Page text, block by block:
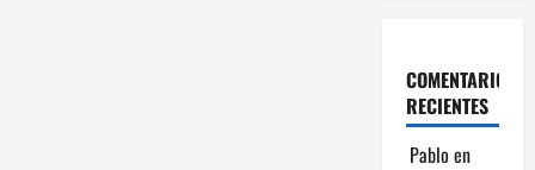
COMENTARIOS
RECIENTES
Pablo en